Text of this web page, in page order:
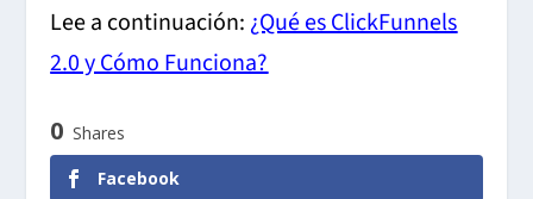
Lee a continuación: ¿Qué es ClickFunnels
2.0 y Cómo Funciona?
0 Shares
Facebook